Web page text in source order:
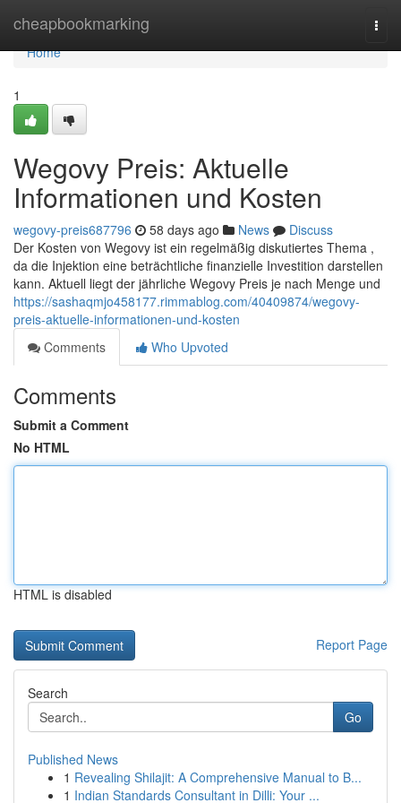
cheapbookmarking
Home
Home
1
Wegovy Preis: Aktuelle
Informationen und Kosten
wegovy-preis687796 58 days ago News
Discuss
Der Kosten von Wegovy ist ein regelmäßig diskutiertes Thema ,
da die Injektion eine beträchtliche finanzielle Investition darstellen
kann. Aktuell liegt der jährliche Wegovy Preis je nach Menge und
https://sashaqmjo458177.rimmablog.com/40409874/wegovy-
preis-aktuelle-informationen-und-kosten
Comments
Who Upvoted
Comments
Submit a Comment
No HTML
HTML is disabled
Report Page
Search
Go
Published News
1 Revealing Shilajit: A Comprehensive Manual to B...
1 Indian Standards Consultant in Dilli: Your ...